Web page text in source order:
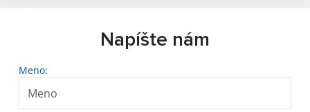
Napíšte nám
Meno: